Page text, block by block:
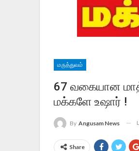
மருத்துவம்
67 வகையான
மக்களே உஷார் !
By Angusam News
Share